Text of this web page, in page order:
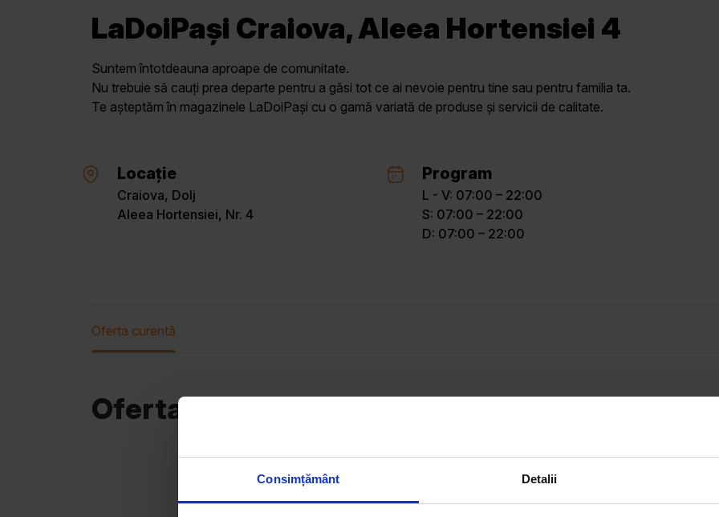
Consimțământ Detalii
LaDoiPași Craiova, Aleea Hortensiei 4
Suntem întotdeauna aproape de comunitate.
Nu trebuie să cauți prea departe pentru a găsi tot ce ai nevoie pentru tine sau pentru familia ta.
Te așteptăm în magazinele LaDoiPași cu o gamă variată de produse și servicii de calitate.
Locație
Craiova, Dolj
Aleea Hortensiei, Nr. 4
Program
L - V: 07:00 – 22:00
S: 07:00 – 22:00
D: 07:00 – 22:00
Oferta curentă
Oferta curentă